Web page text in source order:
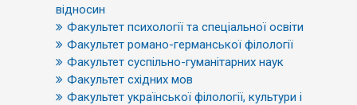
відносин
Факультет психології та спеціальної освіти
Факультет романо-германської філології
Факультет суспільно-гуманітарних наук
Факультет східних мов
Факультет української філології, культури і